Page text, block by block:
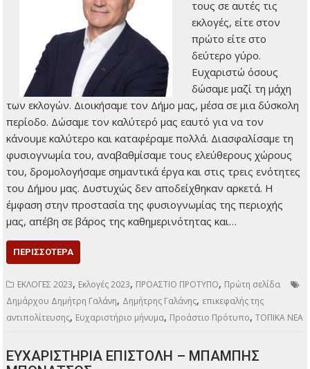
τους σε αυτές τις
εκλογές, είτε στον
πρώτο είτε στο
δεύτερο γύρο.
Ευχαριστώ όσους
δώσαμε μαζί τη μάχη
των εκλογών. Διοικήσαμε τον Δήμο μας, μέσα σε μια δύσκολη
περίοδο. Δώσαμε τον καλύτερό μας εαυτό για να τον
κάνουμε καλύτερο και καταφέραμε πολλά. Διασφαλίσαμε τη
φυσιογνωμία του, αναβαθμίσαμε τους ελεύθερους χώρους
του, δρομολογήσαμε σημαντικά έργα και στις τρεις ενότητες
του Δήμου μας. Δυστυχώς δεν αποδείχθηκαν αρκετά. Η
έμφαση στην προστασία της φυσιογνωμίας της περιοχής
μας, απέβη σε βάρος της καθημερινότητας και…
ΠΕΡΙΣΣΌΤΕΡΑ
ΕΚΛΟΓΕΣ 2023, Εκλογές 2023, ΠΡΟΑΣΤΙΟ ΠΡΟΤΥΠΟ, Πρώτη σελίδα
Δημάρχου Δημήτρη Γαλάνη, Δημήτρης Γαλάνης, επικεφαλής της
αντιπολίτευσης, Ευχαριστήριο μήνυμα, Προάστιο Πρότυπο,ΤΟΠΙΚΑ ΝΕΑ
ΕΥΧΑΡΙΣΤΗΡΙΑ ΕΠΙΣΤΟΛΗ – ΜΠΑΜΠΗΣ